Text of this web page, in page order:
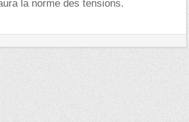
la norme des tensions.